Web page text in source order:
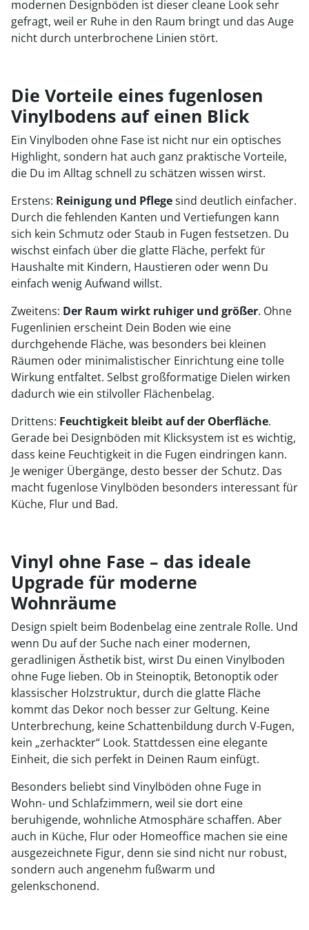
modernen Designböden ist dieser cleane Look sehr
gefragt, weil er Ruhe in den Raum bringt und das Auge
nicht durch unterbrochene Linien stört.
Die Vorteile eines fugenlosen
Vinylbodens auf einen Blick
Ein Vinylboden ohne Fase ist nicht nur ein optisches
Highlight, sondern hat auch ganz praktische Vorteile,
die Du im Alltag schnell zu schätzen wissen wirst.
Erstens: Reinigung und Pflegesind deutlich einfacher.
Durch die fehlenden Kanten und Vertiefungen kann
sich kein Schmutz oder Staub in Fugen festsetzen. Du
wischst einfach über die glatte Fläche, perfekt für
Haushalte mit Kindern, Haustieren oder wenn Du
einfach wenig Aufwand willst.
Zweitens: Der Raum wirkt ruhiger und größer. Ohne
Fugenlinien erscheint Dein Boden wie eine
durchgehende Fläche, was besonders bei kleinen
Räumen oder minimalistischer Einrichtung eine tolle
Wirkung entfaltet. Selbst großformatige Dielen wirken
dadurch wie ein stilvoller Flächenbelag.
Drittens: Feuchtigkeit bleibt auf der Oberfläche.
Gerade bei Designböden mit Klicksystem ist es wichtig,
dass keine Feuchtigkeit in die Fugen eindringen kann.
Je weniger Übergänge, desto besser der Schutz. Das
macht fugenlose Vinylböden besonders interessant für
Küche, Flur und Bad.
Vinyl ohne Fase – das ideale
Upgrade für moderne
Wohnräume
Design spielt beim Bodenbelag eine zentrale Rolle. Und
wenn Du auf der Suche nach einer modernen,
geradlinigen Ästhetik bist, wirst Du einen Vinylboden
ohne Fuge lieben. Ob in Steinoptik, Betonoptik oder
klassischer Holzstruktur, durch die glatte Fläche
kommt das Dekor noch besser zur Geltung. Keine
Unterbrechung, keine Schattenbildung durch V-Fugen,
kein „zerhackter“ Look. Stattdessen eine elegante
Einheit, die sich perfekt in Deinen Raum einfügt.
Besonders beliebt sind Vinylböden ohne Fuge in
Wohn- und Schlafzimmern, weil sie dort eine
beruhigende, wohnliche Atmosphäre schaffen. Aber
auch in Küche, Flur oder Homeoffice machen sie eine
ausgezeichnete Figur, denn sie sind nicht nur robust,
sondern auch angenehm fußwarm und
gelenkschonend.